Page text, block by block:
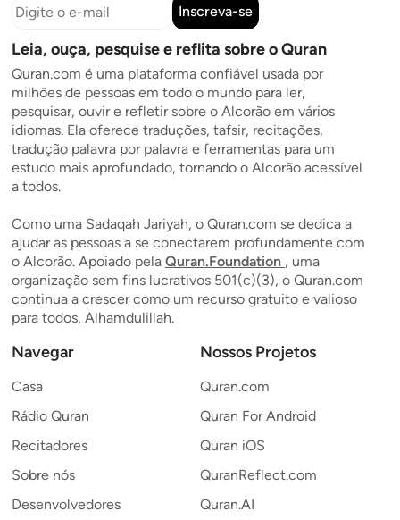
Inscreva-se
Leia, ouça, pesquise e reflita sobre o Quran
Quran.com é uma plataforma confiável usada por
milhões de pessoas em todo o mundo para ler,
pesquisar, ouvir e refletir sobre o Alcorão em vários
idiomas. Ela oferece traduções, tafsir, recitações,
tradução palavra por palavra e ferramentas para um
estudo mais aprofundado, tornando o Alcorão acessível
a todos.
Como uma Sadaqah Jariyah, o Quran.com se dedica a
ajudar as pessoas a se conectarem profundamente com
o Alcorão. Apoiado pela Quran.Foundation , uma
organização sem fins lucrativos 501(c)(3), o Quran.com
continua a crescer como um recurso gratuito e valioso
para todos, Alhamdulillah.
Navegar
Casa
Rádio Quran
Recitadores
Sobre nós
Desenvolvedores
Nossos Projetos
Quran.com
Quran For Android
Quran iOS
QuranReflect.com
Quran.AI